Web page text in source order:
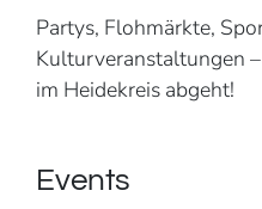
Partys, Flohmärkte,
Kulturveranstaltungen
im Heidekreis abgeht!
Events